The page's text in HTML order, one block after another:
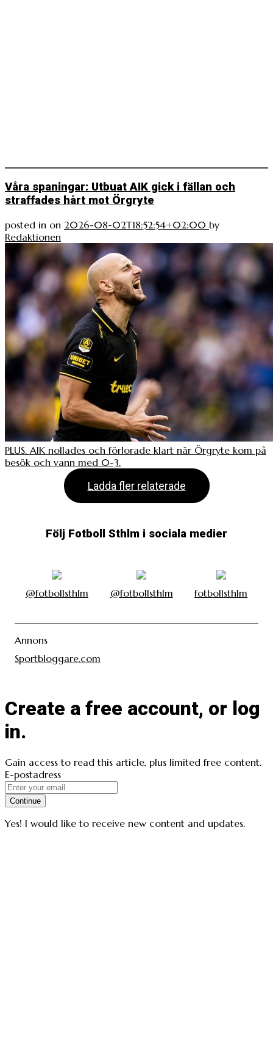
Våra spaningar: Utbuat AIK gick i fällan och
straffades hårt mot Örgryte
posted in on 2026-08-02T18:52:54+02:00 by
Redaktionen
PLUS. AIK nollades och förlorade klart när Örgryte kom på
besök och vann med 0-3.
Ladda fler relaterade
Följ Fotboll Sthlm i sociala medier
@fotbollsthlm @fotbollsthlm fotbollsthlm
Annons
Sportbloggare.com
Create a free account, or log
in.
Gain access to read this article, plus limited free content.
E-postadress
Continue
Yes! I would like to receive new content and updates.